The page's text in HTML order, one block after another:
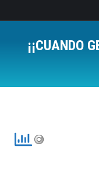
¡¡CUANDO